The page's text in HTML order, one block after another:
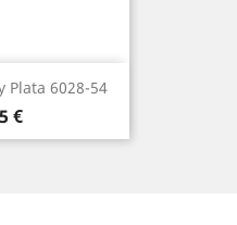
Plata 6028-54
€